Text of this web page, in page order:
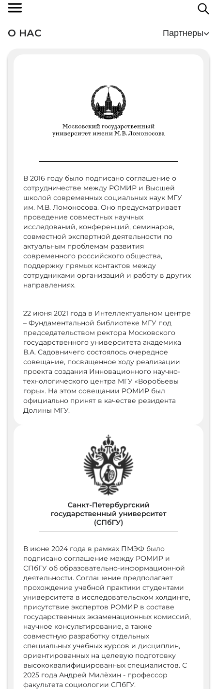
О НАС Партнеры
В 2016 году было подписано соглашение о
сотрудничестве между РОМИР и Высшей
школой современных социальных наук МГУ
им. М.В. Ломоносова. Оно предусматривает
проведение совместных научных
исследований, конференций, семинаров,
совместной экспертной деятельности по
актуальным проблемам развития
современного российского общества,
поддержку прямых контактов между
сотрудниками организаций и работу в других
направлениях.
22 июня 2021 года в Интеллектуальном центре
– Фундаментальной библиотеке МГУ под
председательством ректора Московского
государственного университета академика
В.А. Садовничего состоялось очередное
совещание, посвященное ходу реализации
проекта создания Инновационного научно-
технологического центра МГУ «Воробьевы
горы». На этом совещании РОМИР был
официально принят в качестве резидента
Долины МГУ.
В июне 2024 года в рамках ПМЭФ было
подписано соглашение между РОМИР и
СПбГУ об образовательно-информационной
деятельности. Соглашение предполагает
прохождение учебной практики студентами
университета в исследовательском холдинге,
присутствие экспертов РОМИР в составе
государственных экзаменационных комиссий,
научное консультирование, а также
совместную разработку отдельных
специальных учебных курсов и дисциплин,
ориентированных на целевую подготовку
высококвалифицированных специалистов. С
2025 года Андрей Милёхин - профессор
факультета социологии СПбГУ.